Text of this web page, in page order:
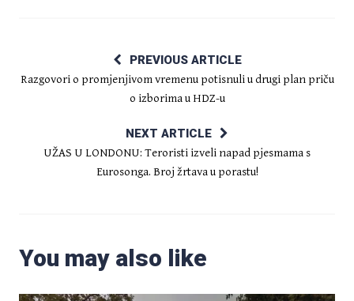
PREVIOUS ARTICLE
Razgovori o promjenjivom vremenu potisnuli u drugi plan priču
o izborima u HDZ-u
NEXT ARTICLE
UŽAS U LONDONU: Teroristi izveli napad pjesmama s
Eurosonga. Broj žrtava u porastu!
You may also like